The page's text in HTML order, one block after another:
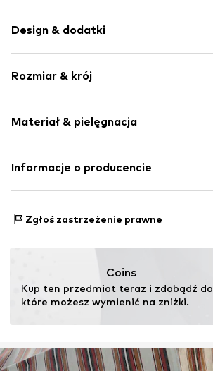
Design & dodatki
Bawełna
Okrągły dekolt
Zapięcie na pętelkę
Rozmiar & krój
Długość: 7/8 długości
Krój: Luźny krój
Materiał & pielęgnacja
Materiał: 100% Bawełna
Informacje o producencie
81379 München
Zgłoś zastrzeżenie prawne
Coins
Kup ten przedmiot teraz i zdobądź do
które możesz wymienić na zniżki.